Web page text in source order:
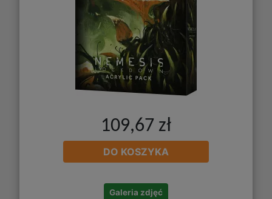
109,67 zł
DO KOSZYKA
Galeria zdjęć